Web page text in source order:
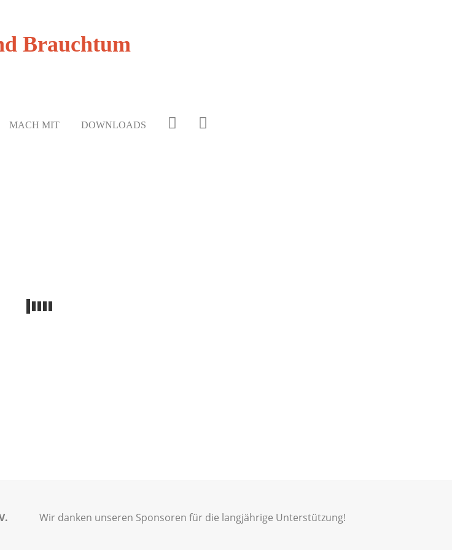
Brauchtum
MACH MIT DOWNLOADS
Wir danken unseren Sponsoren für die langjährige Unterstützung!